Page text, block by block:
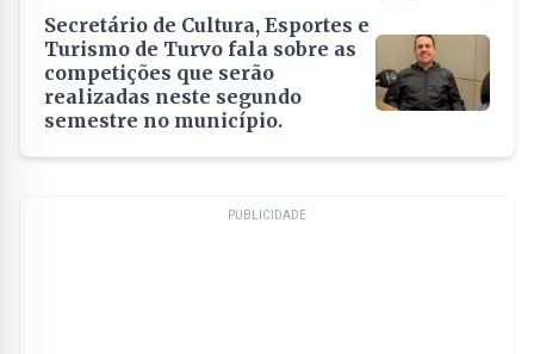
Secretário de Cultura, Esportes e
Turismo de Turvo fala sobre as
competições que serão
realizadas neste segundo
semestre no município.
PUBLICIDADE